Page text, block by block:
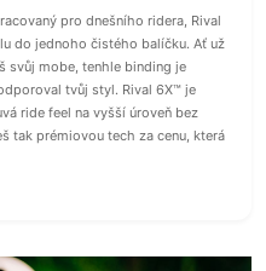
pro dnešního ridera, Rival
do jednoho čistého balíčku. Ať už
svůj mobe, tenhle binding je
tvůj styl. Rival 6X™ je
ride feel na vyšší úroveň bez
tak prémiovou tech za cenu, která